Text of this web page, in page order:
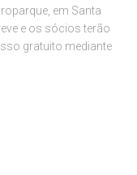
em Santa
e os sócios terão
gratuito mediante